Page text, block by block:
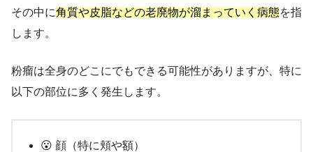
その中に角質や皮脂などの老廃物が溜まっていく病態を指
します。
粉瘤は全身のどこにでもできる可能性がありますが、特に
以下の部位に多く発生します。
😮 顔（特に頬や額）